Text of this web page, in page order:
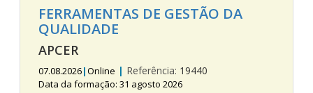
FERRAMENTAS DE GESTÃO DA
QUALIDADE
APCER
07.08.2026|Online | Referência: 19440
Data da formação: 31 agosto 2026